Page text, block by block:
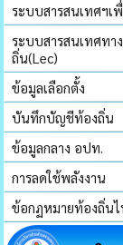
ระบบสารสนเทศฯเ
ระบบสารสนเทศทา
ถิ่น(Lec)
ข้อมูลเลือกตั้ง
บันทึกบัญชีท้องถิ่น
ข้อมูลกลาง อปท.
การลดใช้พลังงาน
ข้อกฏหมายท้องถิ่น